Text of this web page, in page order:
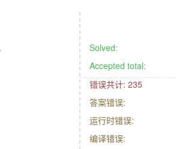
Solved:
Accepted total:
错误共计: 235
答案错误:
运行时错误:
编译错误: